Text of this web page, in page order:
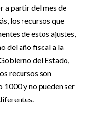
a partir del mes de
los recursos que
de estos ajustes,
del año fiscal a la
del Estado,
recursos son
1000 y no pueden ser